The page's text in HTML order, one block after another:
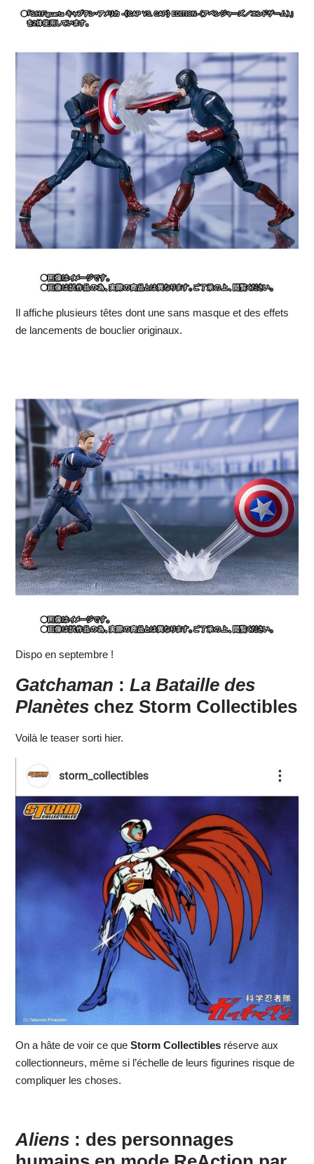
Il affiche plusieurs têtes dont une sans masque et des effets
de lancements de bouclier originaux.
Dispo en septembre !
Gatchaman : La Bataille des
Planèteschez Storm Collectibles
Voilà le teaser sorti hier.
On a hâte de voir ce que Storm Collectiblesréserve aux
collectionneurs, même si l’échelle de leurs figurines risque de
compliquer les choses.
Aliens: des personnages